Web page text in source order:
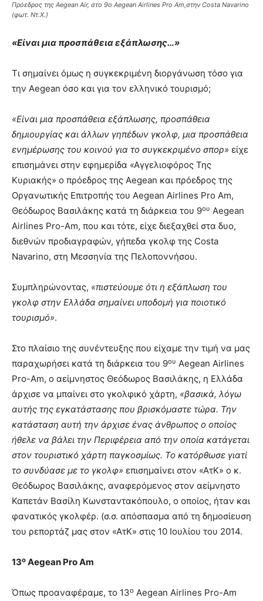
Πρόεδρος της Aegean Air, στο 9ο Aegean Airlines Pro Am,στην Costa Navarino
(φωτ. Ντ.Χ.)
«Είναι μια προσπάθεια εξάπλωσης…»
Τι σημαίνει όμως η συγκεκριμένη διοργάνωση τόσο για
την Aegean όσο και για τον ελληνικό τουρισμό;
«Είναι μια προσπάθεια εξάπλωσης, προσπάθεια
δημιουργίας και άλλων γηπέδων γκολφ, μια προσπάθεια
ενημέρωσης του κοινού για το συγκεκριμένο σπορ» είχε
επισημάνει στην εφημερίδα «Αγγελιοφόρος Της
Κυριακής» ο πρόεδρος της Aegean και πρόεδρος της
Οργανωτικής Επιτροπής του Aegean Airlines Pro Am,
Θεόδωρος Βασιλάκης κατά τη διάρκεια του 9ου Aegean
Airlines Pro-Am, που και τότε, είχε διεξαχθεί στα δυο,
διεθνών προδιαγραφών, γήπεδα γκολφ της Costa
Navarino, στη Μεσσηνία της Πελοποννήσου.
Συμπληρώνοντας, «πιστεύουμε ότι η εξάπλωση του
γκολφ στην Ελλάδα σημαίνει υποδομή για ποιοτικό
τουρισμό».
Στο πλαίσιο της συνέντευξης που είχαμε την τιμή να μας
παραχωρήσει κατά τη διάρκεια του 9ου Aegean Airlines
Pro-Am, ο αείμνηστος Θεόδωρος Βασιλάκης, η Ελλάδα
άρχισε να μπαίνει στο γκολφικό χάρτη, «βασικά, λόγω
αυτής της εγκατάστασης που βρισκόμαστε τώρα. Την
κατάσταση αυτή την άρχισε ένας άνθρωπος ο οποίος
ήθελε να βάλει την Περιφέρεια από την οποία κατάγεται
στον τουριστικό χάρτη παγκοσμίως. Το κατόρθωσε γιατί
το συνδύασε με το γκολφ» επισημαίνει στον «ΑτΚ» ο κ.
Θεόδωρος Βασιλάκης, αναφερόμενος στον αείμνηστο
Καπετάν Βασίλη Κωνσταντακόπουλο, ο οποίος, ήταν και
φανατικός γκολφέρ. (σ.σ. απόσπασμα από τη δημοσίευση
του ρεπορτάζ μας στον «ΑτΚ» στις 10 Ιουλίου του 2014.
13ο Aegean Pro Am
Όπως προαναφέραμε, το 13ο Aegean Airlines Pro-Am